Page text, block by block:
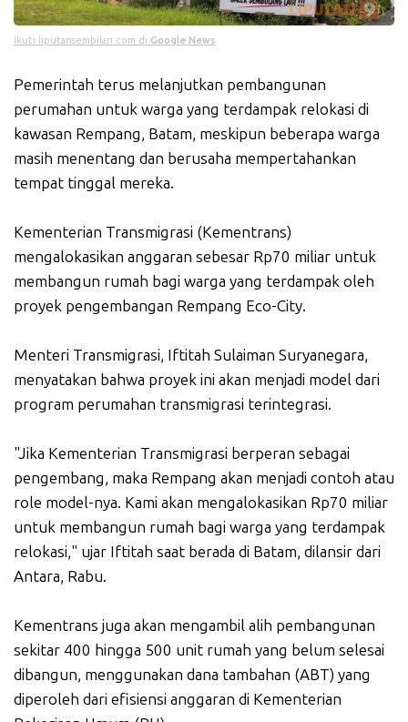
Ikuti liputansembilan.com di Google News
Pemerintah terus melanjutkan pembangunan
perumahan untuk warga yang terdampak relokasi di
kawasan Rempang, Batam, meskipun beberapa warga
masih menentang dan berusaha mempertahankan
tempat tinggal mereka.
Kementerian Transmigrasi (Kementrans)
mengalokasikan anggaran sebesar Rp70 miliar untuk
membangun rumah bagi warga yang terdampak oleh
proyek pengembangan Rempang Eco-City.
Menteri Transmigrasi, Iftitah Sulaiman Suryanegara,
menyatakan bahwa proyek ini akan menjadi model dari
program perumahan transmigrasi terintegrasi.
"Jika Kementerian Transmigrasi berperan sebagai
pengembang, maka Rempang akan menjadi contoh atau
role model-nya. Kami akan mengalokasikan Rp70 miliar
untuk membangun rumah bagi warga yang terdampak
relokasi," ujar Iftitah saat berada di Batam, dilansir dari
Antara, Rabu.
Kementrans juga akan mengambil alih pembangunan
sekitar 400 hingga 500 unit rumah yang belum selesai
dibangun, menggunakan dana tambahan (ABT) yang
diperoleh dari efisiensi anggaran di Kementerian